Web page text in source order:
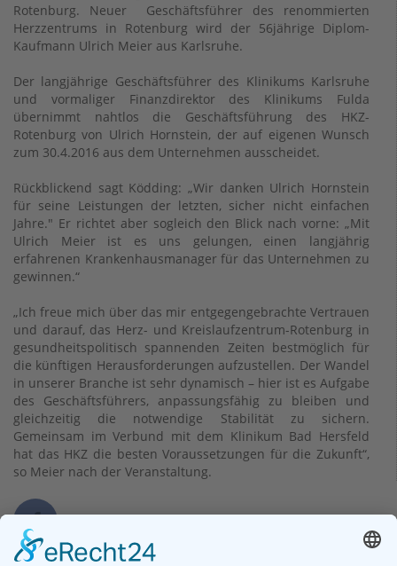
Rotenburg. Neuer Geschäftsführer des renommierten
Herzzentrums in Rotenburg wird der 56jährige Diplom-
Kaufmann Ulrich Meier aus Karlsruhe.
Der langjährige Geschäftsführer des Klinikums Karlsruhe
und vormaliger Finanzdirektor des Klinikums Fulda
übernimmt nahtlos die Geschäftsführung des HKZ-
Rotenburg von Ulrich Hornstein, der auf eigenen Wunsch
zum 30.4.2016 aus dem Unternehmen ausscheidet.
Rückblickend sagt Ködding: „Wir danken Ulrich Hornstein
für seine Leistungen der letzten, sicher nicht einfachen
Jahre." Er richtet aber sogleich den Blick nach vorne: „Mit
Ulrich Meier ist es uns gelungen, einen langjährig
erfahrenen Krankenhausmanager für das Unternehmen zu
gewinnen.“
„Ich freue mich über das mir entgegengebrachte Vertrauen
und darauf, das Herz- und Kreislaufzentrum-Rotenburg in
gesundheitspolitisch spannenden Zeiten bestmöglich für
die künftigen Herausforderungen aufzustellen. Der Wandel
in unserer Branche ist sehr dynamisch – hier ist es Aufgabe
des Geschäftsführers, anpassungsfähig zu bleiben und
gleichzeitig die notwendige Stabilität zu sichern.
Gemeinsam im Verbund mit dem Klinikum Bad Hersfeld
hat das HKZ die besten Voraussetzungen für die Zukunft“,
so Meier nach der Veranstaltung.